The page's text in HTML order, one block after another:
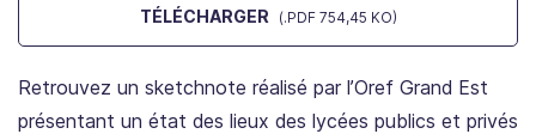
TÉLÉCHARGER (.PDF 754,45 KO)
Retrouvez un sketchnote réalisé par l’Oref Grand Est
présentant un état des lieux des lycées publics et privés